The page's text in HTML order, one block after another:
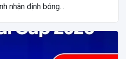
nhận định bóng...